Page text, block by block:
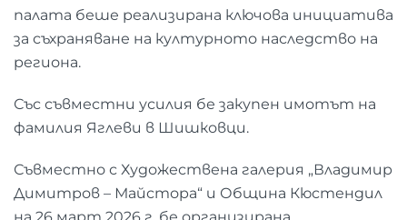
палата беше реализирана ключова инициатива
за съхраняване на културното наследство на
региона.
Със съвместни усилия бе закупен имотът на
фамилия Яглеви в Шишковци.
Съвместно с Художествена галерия „Владимир
Димитров – Майстора“ и Община Кюстендил